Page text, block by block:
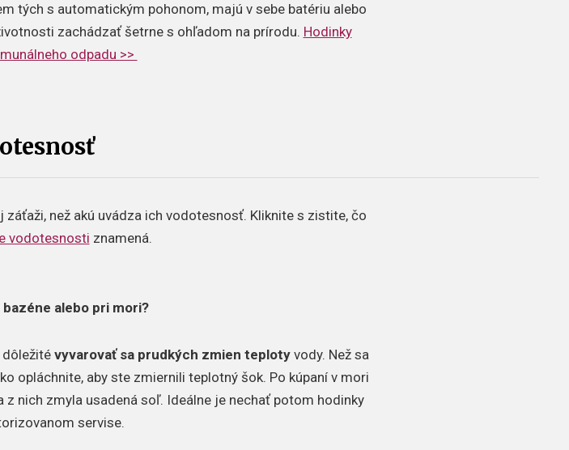
tých s automatickým pohonom, majú v sebe batériu alebo
zachádzať šetrne s ohľadom na prírodu. Hodinky
odpadu >>
než akú uvádza ich vodotesnosť. Kliknite s zistite, čo
vodotesnosti znamená.
alebo pri mori?
dôležité vyvarovať sa prudkých zmien teploty vody. Než sa
opláchnite, aby ste zmiernili teplotný šok. Po kúpaní v mori
nich zmyla usadená soľ. Ideálne je nechať potom hodinky
servise.